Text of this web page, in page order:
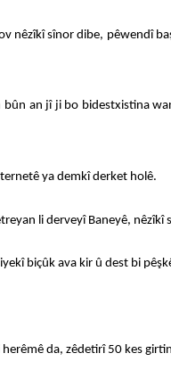
sînor dibe, pêwendî
an jî ji bo bidestxistina
ya demkî derket holê.
li derveyî Baneyê,
biçûk ava kir û dest bi
da, zêdetirî 50 kes